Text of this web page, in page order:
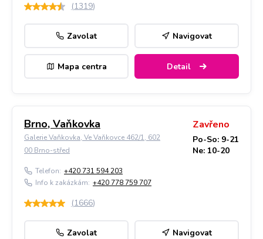
(1319)
Zavolat Navigovat
Mapa centra Detail
Brno, Vaňkovka
Galerie Vaňkovka, Ve Vaňkovce 462/1, 602
00 Brno-střed
Zavřeno
Po-So: 9-21
Ne: 10-20
Telefon: +420 731 594 203
Info k zakázkám: +420 778 759 707
(1666)
Zavolat Navigovat